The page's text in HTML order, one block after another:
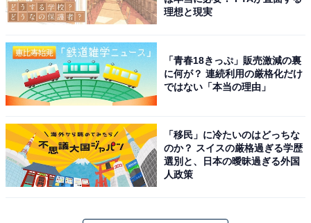
理想と現実
「青春18きっぷ」販売激減の裏
に何が？ 連続利用の厳格化だけ
ではない「本当の理由」
「移民」に冷たいのはどっちな
のか？ スイスの厳格過ぎる学歴
選別と、日本の曖昧過ぎる外国
人政策